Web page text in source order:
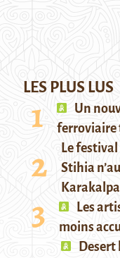
LES PLUS LUS
Un
ferroviaire
Le
Stihia
Les
moins
Desert